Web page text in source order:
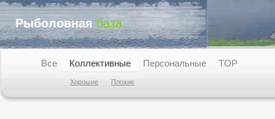
Рыболовная база
Блоги Рыболовные места Люди О проекте
Все Коллективные
Хорошие Плохие
Персональные TOP